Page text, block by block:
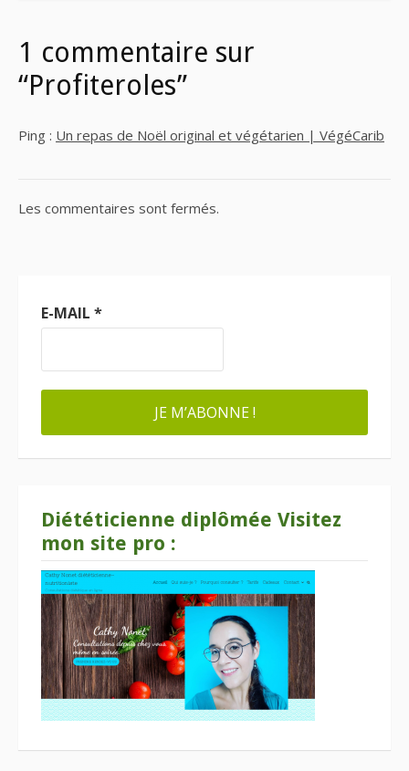
1 commentaire sur
“Profiteroles”
Ping : Un repas de Noël original et végétarien | VégéCarib
Les commentaires sont fermés.
E-MAIL *
Diététicienne diplômée Visitez
mon site pro :